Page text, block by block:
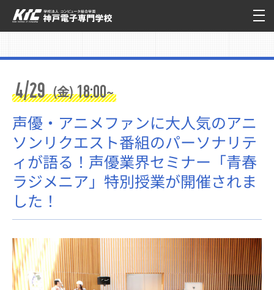
4/29(金)18:00~
声優・アニメファンに大人気のアニ
ソンリクエスト番組のパーソナリテ
ィが語る！声優業界セミナー「青春
ラジメニア」特別授業が開催されま
した！